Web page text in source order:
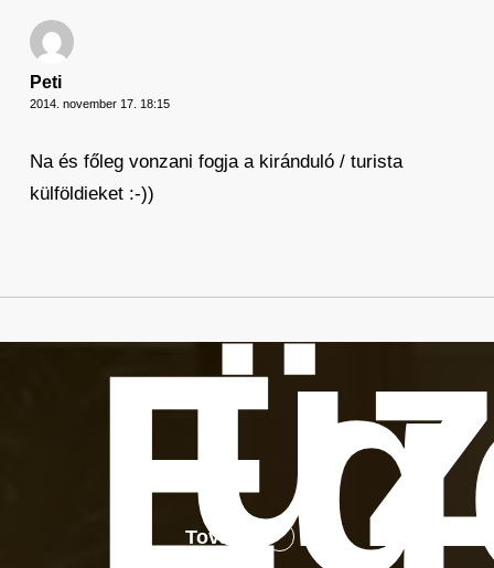
Peti
2014. november 17. 18:15
Na és főleg vonzani fogja a kiránduló / turista
külföldieket :-))
Tovább